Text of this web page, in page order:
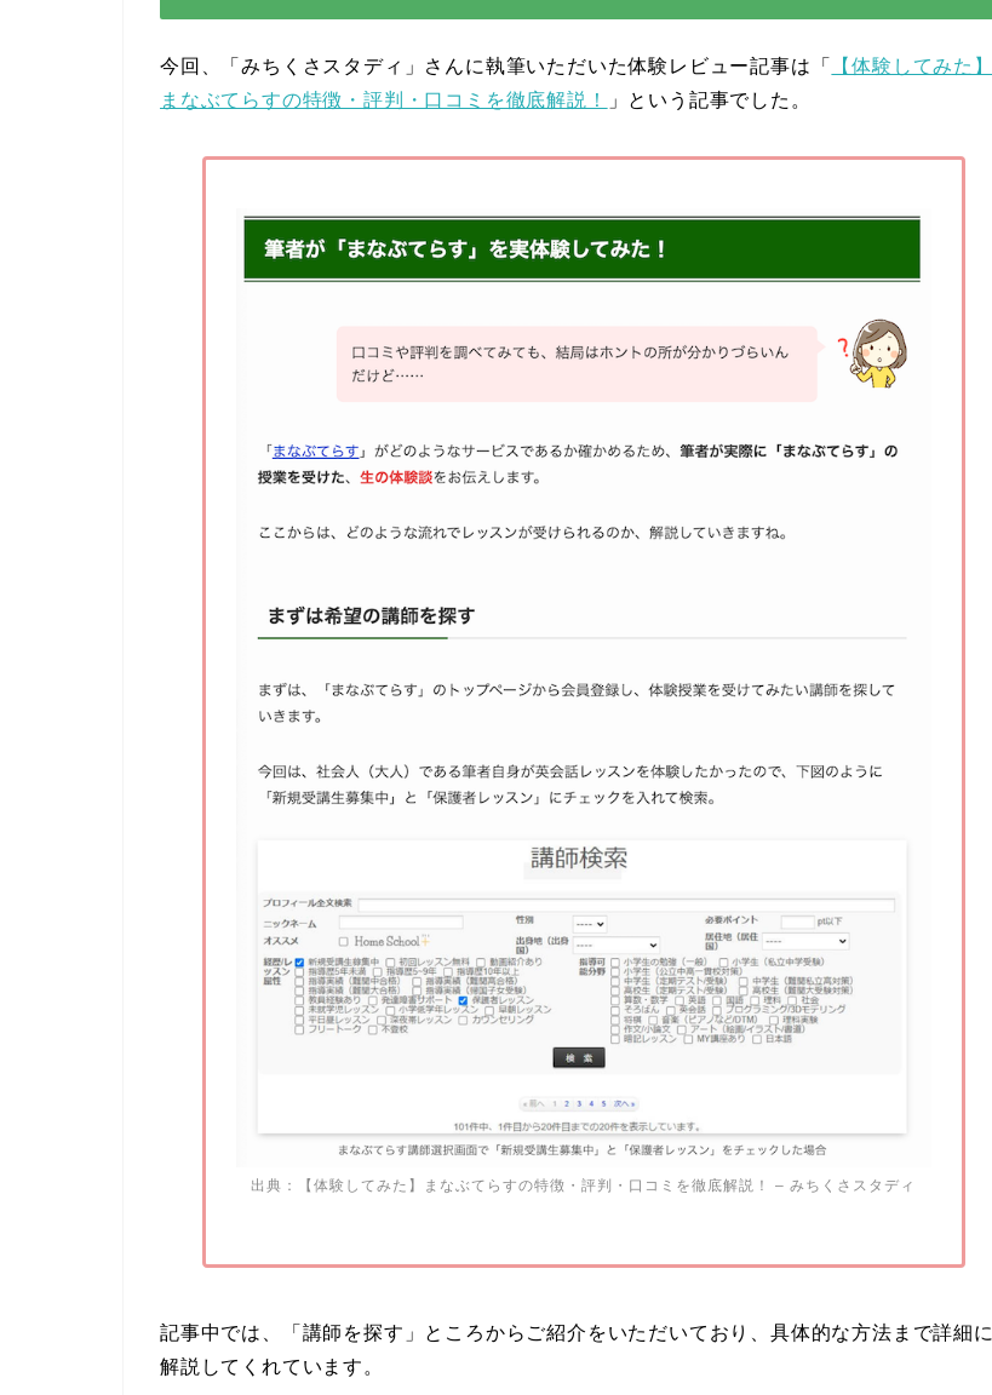
今回、「みちくさスタディ」さんに執筆いただいた体験レビュー記事は「
【体験してみた】
まなぶてらすの特徴・評判・口コミを徹底解説！
」という記事でした。
出典： 【体験してみた】まなぶてらすの特徴・評判・口コミを徹底解説！ – みちくさスタディ
記事中では、「講師を探す」ところからご紹介をいただいており、具体的な方法まで詳細に
解説してくれています。